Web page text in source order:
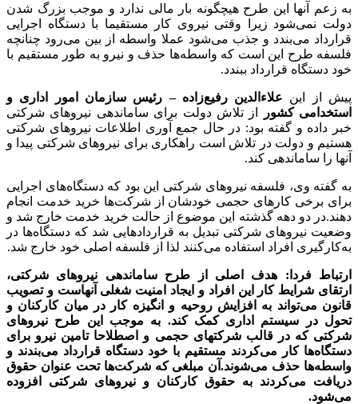
به زعم آنها این طرح هیچگونه بار مالی ندارد و موجب بزرگ شدن
دولت نمی‌شود زیرا وقتی نیروی کار مستقیما با دستگاه اجرایی
قرارداد می‌بندد و جذب می‌شود عملا واسطه‌ از بین می‌رود چنانچه
فلسفه طرح این است که واسطه‌ها حذف و نیرو به طور مستقیم با
خود دستگاه قرارداد ببندد.
پیش از این علاء‌الدین رفیع‌زاده – رئیس سازمان امور اداری و
استخدامی کشور
از تلاش دولت برای ساماندهی نیروهای شرکتی
خبر داده و گفته بود: در حال جمع آوری اطلاعات نیروهای شرکتی
هستیم و دولت در تلاش است راهکاری برای نیروهای شرکتی پیدا و
آنها را ساماندهی کند.
به گفته وی، فلسفه نیروهای شرکتی این بود که دستگاه‌های اجرایی
برای برخی کارهای حجمی خودشان از شرکت‌ها خرید خدمت انجام
دهند.در دو دهه گذشته این موضوع از حالت خرید خدمت خارج شد و
وضعیت نیروهای شرکتی تبدیل به قراردادهایی شد که دستگاه‌ها در
به‌کارگیری افراد استفاده می‌کنند لذا از فلسفه اصلی خود خارج شد.
ارتباط فردا: هدف اصلی از طرح ساماندهی نیروهای شرکتی،
ارتقای شرایط کار این افراد و ایجاد امنیت شغلی آنهاست و تصویب
قانون می‌تواند به افزایش روحیه و انگیزه کار در میان کارکنان و
تحول در سیستم اداری کمک کند. به موجب این طرح نیروهای
شرکتی که در قالب شرکتهای حجمی و اصطلاحا تامین نیرو برای
دستگاه‌ها کار می‌کردند مستقیم با خود دستگاه قرارداد می‌بندند و
واسطه‌ها حذف می‌شوند.آن مبلغی که شرکت‌ها تحت عنوان حقوق
دریافت می‌کردند به حقوق کارکنان و نیروهای شرکتی افزوده
می‌شود.